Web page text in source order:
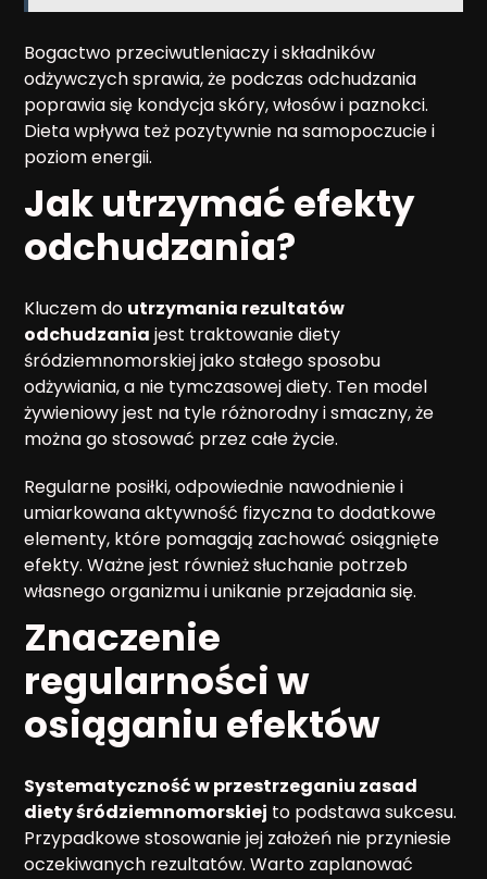
Bogactwo przeciwutleniaczy i składników
odżywczych sprawia, że podczas odchudzania
poprawia się kondycja skóry, włosów i paznokci.
Dieta wpływa też pozytywnie na samopoczucie i
poziom energii.
Jak utrzymać efekty
odchudzania?
Kluczem do utrzymania rezultatów
odchudzania jest traktowanie diety
śródziemnomorskiej jako stałego sposobu
odżywiania, a nie tymczasowej diety. Ten model
żywieniowy jest na tyle różnorodny i smaczny, że
można go stosować przez całe życie.
Regularne posiłki, odpowiednie nawodnienie i
umiarkowana aktywność fizyczna to dodatkowe
elementy, które pomagają zachować osiągnięte
efekty. Ważne jest również słuchanie potrzeb
własnego organizmu i unikanie przejadania się.
Znaczenie
regularności w
osiąganiu efektów
Systematyczność w przestrzeganiu zasad
diety śródziemnomorskiej to podstawa sukcesu.
Przypadkowe stosowanie jej założeń nie przyniesie
oczekiwanych rezultatów. Warto zaplanować